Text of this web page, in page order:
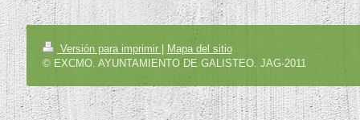
Versión para imprimir | Mapa del sitio
© EXCMO. AYUNTAMIENTO DE GALISTEO. JAG-2011